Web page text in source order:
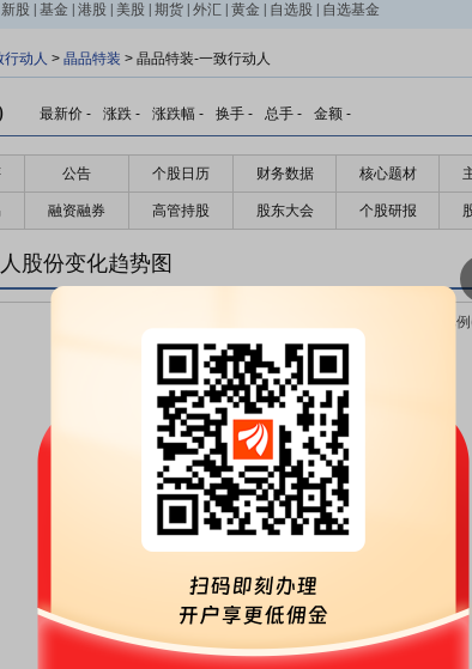
新股 基金 港股 美股 期货 外汇 黄金 自选股 自选基金
行动人 > 晶品特装 > 晶品特装-一致行动人
最新价 - 涨跌 - 涨跌幅 - 换手 - 总手 - 金额 -
公告 个股日历 财务数据 核心题材
融资融券 高管持股 股东大会 个股研报
股份变化趋势图